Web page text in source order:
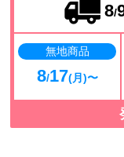
8/
無地商品
8/17(月)〜